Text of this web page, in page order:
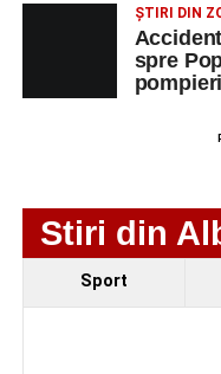
4–6 septembrie
Fest, la
ȘTIRI DIN
spre
Stiri din
Sport